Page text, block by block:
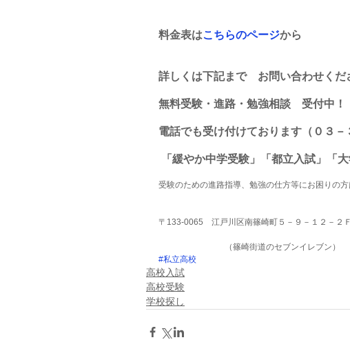
料金表はこちらのページから
詳しくは下記まで　お問い合わせくだ
無料受験・進路・勉強相談　受付中！
電話でも受け付けております（０３－
「緩やか中学受験」「都立入試」「
受験のための進路指導、勉強の仕方等にお困りの方
〒133-0065　江戸川区南篠崎町５－９－１２－２Ｆ
（篠崎街道のセブンイレブン）
#私立高校
高校入試
高校受験
学校探し